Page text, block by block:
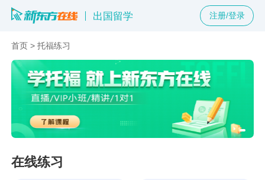
出国留学 注册/登录
首页 >托福练习
在线练习